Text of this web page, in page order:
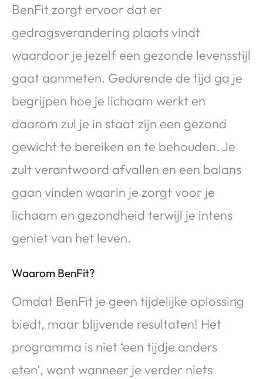
BenFit zorgt ervoor dat er
gedragsverandering plaats vindt
waardoor je jezelf een gezonde levensstijl
gaat aanmeten. Gedurende de tijd ga je
begrijpen hoe je lichaam werkt en
daarom zul je in staat zijn een gezond
gewicht te bereiken en te behouden. Je
zult verantwoord afvallen en een balans
gaan vinden waarin je zorgt voor je
lichaam en gezondheid terwijl je intens
geniet van het leven.
Waarom BenFit?
Omdat BenFit je geen tijdelijke oplossing
biedt, maar blijvende resultaten! Het
programma is niet ‘een tijdje anders
eten’, want wanneer je verder niets